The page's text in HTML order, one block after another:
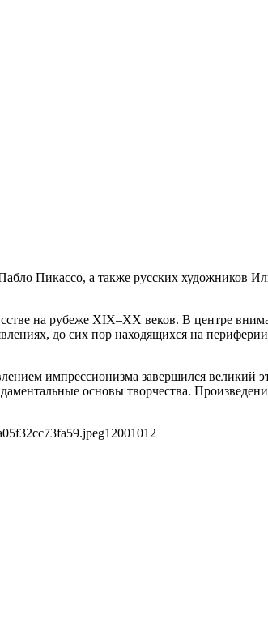
Пикассо, а также русских художников
на рубеже XIX–XX веков. В центре
до сих пор находящихся на
импрессионизма завершился великий
основы творчества.
12001012